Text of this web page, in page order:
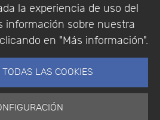
la experiencia de uso del
información sobre nuestra
clicando en "Más información".
TODAS LAS COOKIES
| Política de Privacidad |
de Cookies
- 2026. Addlink Software
S.L.
Portugal.